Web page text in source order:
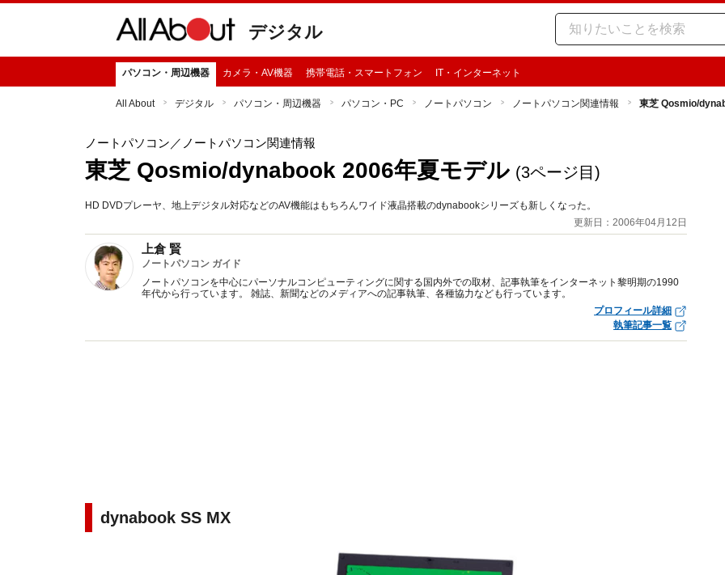
デジタル
パソコン・周辺機器 カメラ・AV機器 携帯電話・スマートフォン IT・インターネット
All About デジタル パソコン・周辺機器 パソコン・PC ノートパソコン ノートパソコン関連情報 東芝 Qosmio/
ノートパソコン ／ノートパソコン関連情報
東芝 Qosmio/dynabook 2006年夏モデル (3ページ目)
HD DVDプレーヤ、地上デジタル対応などのAV機能はもちろんワイド液晶搭載のdynabookシリーズも新しくなった。
更新日：2006年04月12日
上倉 賢
ノートパソコン ガイド
ノートパソコンを中心にパーソナルコンピューティングに関する国内外での取材、記事執筆をインターネット黎明期の1990
年代から行っています。 雑誌、新聞などのメディアへの記事執筆、各種協力なども行っています。
プロフィール詳細
執筆記事一覧
dynabook SS MX